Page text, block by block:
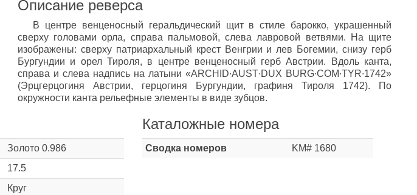
Описание реверса
В центре венценосный геральдический щит в стиле барокко, украшенный
сверху головами орла, справа пальмовой, слева лавровой ветвями. На щите
изображены: сверху патриархальный крест Венгрии и лев Богемии, снизу герб
Бургундии и орел Тироля, в центре венценосный герб Австрии. Вдоль канта,
справа и слева надпись на латыни «ARCHID∙AUST∙DUX BURG∙COM∙TYR∙1742»
(Эрцгерцогиня Австрии, герцогиня Бургундии, графиня Тироля 1742). По
окружности канта рельефные элементы в виде зубцов.
Золото 0.986
17.5
Круг
Каталожные номера
Сводка номеров KM# 1680